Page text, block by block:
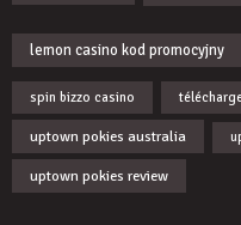
lemon casino kod promocyjny
spin bizzo casino
uptown pokies australia
uptown pokies review